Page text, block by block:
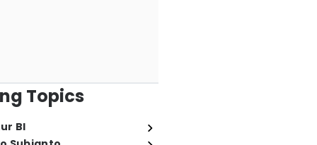
Topics
BI